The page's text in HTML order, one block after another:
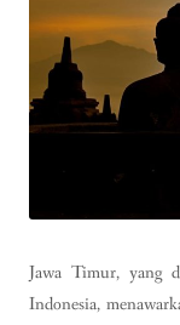
Jawa Timur, yang
Indonesia,